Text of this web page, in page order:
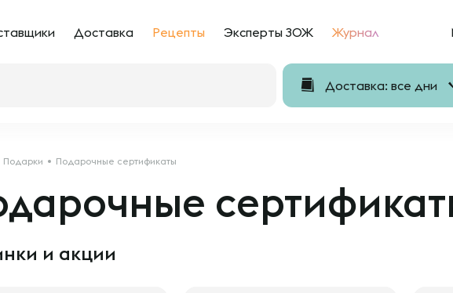
Доставка Рецепты Эксперты ЗОЖ Журнал
Доставка: все дни
Подарки Подарочные сертификаты
и акции